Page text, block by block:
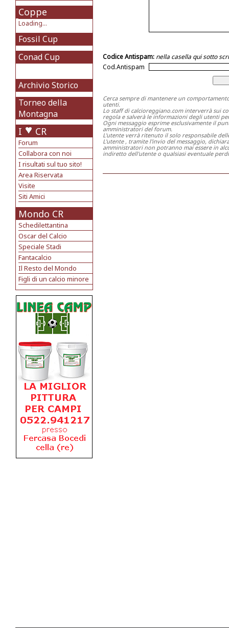
Coppe
Loading...
Fossil Cup
Conad Cup
Archivio Storico
Torneo della
Montagna
I CR
Forum
Collabora con noi
I risultati sul tuo sito!
Area Riservata
Visite
Siti Amici
Mondo CR
Schedilettantina
Oscar del Calcio
Speciale Stadi
Fantacalcio
Il Resto del Mondo
Figli di un calcio minore
Codice Antispam: nella casella qui sotto
Cod.Antispam
Cerca sempre di mantenere un
utenti.
Lo staff di calcioreggiano.com interverrà sui
regola e salverà le informazioni degli utenti
Ogni messaggio esprime esclusivamente il
amministratori del forum.
L'utente verrà ritenuto il solo responsabile
L'utente , tramite l'invio del messaggio,
amministratori non potranno mai essere in
indiretto dell'utente o qualsiasi eventuale